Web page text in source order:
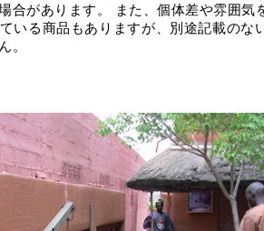
合があります。 また、個体差や雰囲気
いる商品もありますが、別途記載のな
。